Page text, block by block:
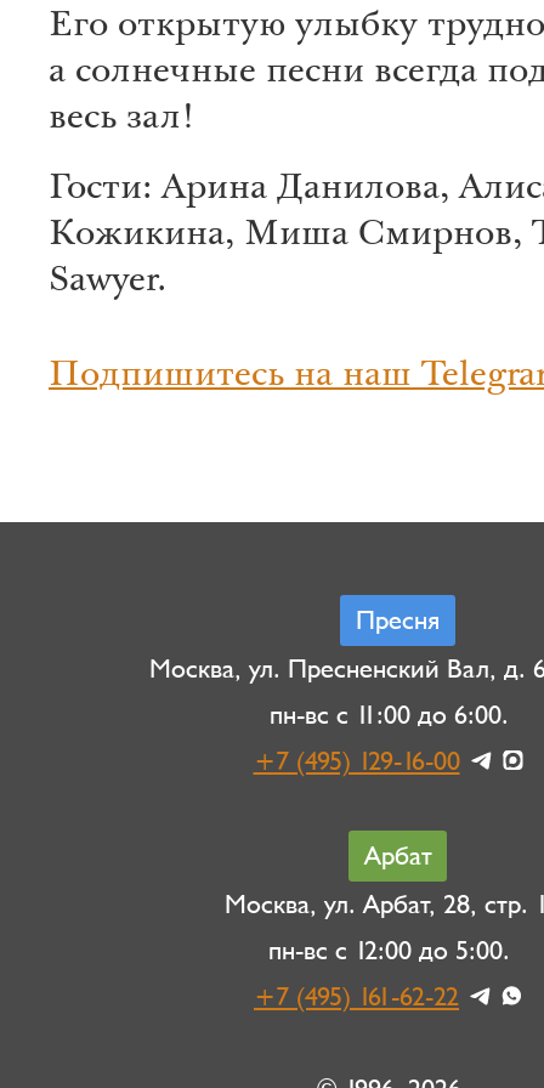
Его открытую улыбку
а солнечные песни всегда
весь зал!
Гости: Арина Данилова,
Кожикина, Миша Смирнов,
Sawyer.
Подпишитесь на наш
Пресня
Москва, ул. Пресненский Вал, д.
пн-вс с 11:00 до 6:00.
+7 (495) 129-16-00
Арбат
Москва, ул. Арбат, 28, стр.
пн-вс с 12:00 до 5:00.
+7 (495) 161-62-22